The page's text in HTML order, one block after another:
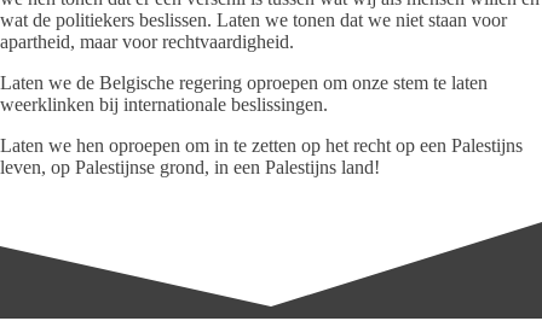
wat de politiekers beslissen. Laten we tonen dat we niet staan voor
apartheid, maar voor rechtvaardigheid.
Laten we de Belgische regering oproepen om onze stem te laten
weerklinken bij internationale beslissingen.
Laten we hen oproepen om in te zetten op het recht op een Palestijns
leven, op Palestijnse grond, in een Palestijns land!